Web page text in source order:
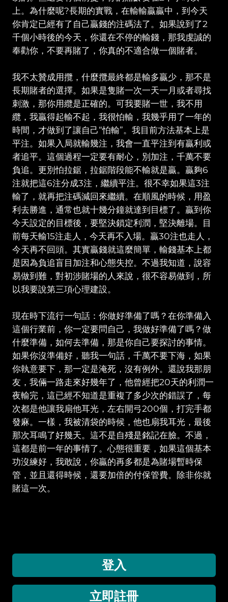
上。為什麼呢?長期的實戰，在輸輸贏贏中，到今天
你肯定已經有了自己贏錢的注碼法了。如果說到了2
千個小時後的今天，你還在不停的輸錢，那我虔誠的
奉勸你，不要再賭了，你真的不適合做一個賭者。
我不太贊成用攬，什麼攬最終都是輸多贏少，那不是
長期賭者的選擇。如果是隻賭一次一天一月或者尋找
刺激，那你用纜是正確的。可我要賭一世，我不用
纜，我贏得起輸不起，我很怕輸，我幾乎用了一年的
時間，才做到了讓自己“怕輸”。我目前方法基本上是
平注。如果入局就輸幾注，我會一直平注到有贏利或
者追平。這個過程一定要有耐心，別加注，千萬不要
負追。更別怕拉鋸，拉鋸階段能不輸就是贏。贏夠6
注就把這6注分成3注，繼續平注。很不幸如果這3注
輸了，就再把注碼減回來繼續。在順風的時候，用盈
利去勝進，通常也就十幾分鐘就達到目標了。贏到你
今天設定的目標後，要堅決鎖定利潤，堅決離場。目
前每天輸15注走人，今天再不入場。贏30注也走人，
今天再不回頭。其實贏錢就這麼簡單，輸錢基本上都
是因為負追盲目加注和心態失控。不過我知道，說容
易做到難，對初涉賭場的人來說，很不容易做到，所
以我要說第三項心理建設。
現在時下流行一句話：你做好準備了嗎？在你準備入
這個行業前，你一定要問自己，我做好準備了嗎？做
什麼準備，如何去準備，那是你自己要探討的事情。
如果你沒準備好，聽我一句話，千萬不要下海，如果
你執意要下，那一定是淹死，沒有例外。還說我那朋
友，我倆一路走來好幾年了，他曾經把20天的利潤一
夜輸完，這已經不知道是重複了多少次的錯誤了，每
次都是他讓我扇他耳光，左右開弓200個，打完手都
發麻。一樣，我被清袋的時候，他也扇我耳光，最後
那次耳鳴了好幾天。這不是自殘是銘記在臉。不過，
這都是前一年的事情了。心態很重要，如果這個基本
功沒練好，我敢說，你贏的再多都是為賭場暫時保
管，並且還得時候，還要加倍的付保管費。除非你就
賭這一次。
登入
立即註冊